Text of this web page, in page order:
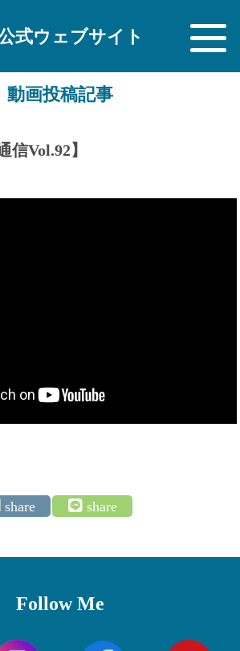
式ウェブサイト
動画投稿記事
信Vol.92】
Follow Me